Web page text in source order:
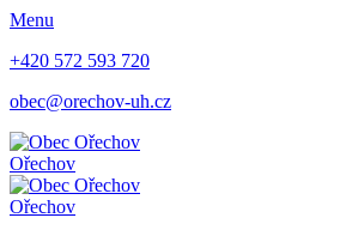
Menu
+420 572 593 720
obec@orechov-uh.cz
Ořechov
Ořechov